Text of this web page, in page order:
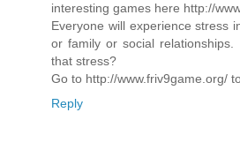
interesting games here http://
Everyone will experience stress
or family or social
that stress?
Go to http://www.friv9game.org/
Reply